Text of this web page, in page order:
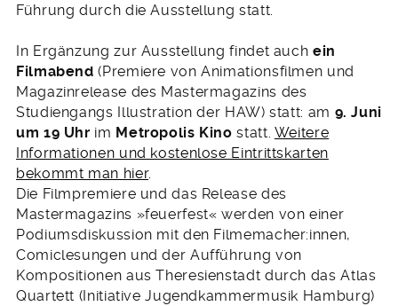
Führung durch die Ausstellung statt.
In Ergänzung zur Ausstellung findet auch ein
Filmabend (Premiere von Animationsfilmen und
Magazinrelease des Mastermagazins des
Studiengangs Illustration der HAW) statt: am 9. Juni
um 19 Uhr im Metropolis Kino statt. Weitere
Informationen und kostenlose Eintrittskarten
bekommt man hier.
Die Filmpremiere und das Release des
Mastermagazins »feuerfest« werden von einer
Podiumsdiskussion mit den Filmemacher:innen,
Comiclesungen und der Aufführung von
Kompositionen aus Theresienstadt durch das Atlas
Quartett (Initiative Jugendkammermusik Hamburg)